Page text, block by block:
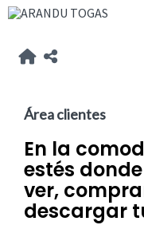
Área clientes
En la
estés
ver,
descargar